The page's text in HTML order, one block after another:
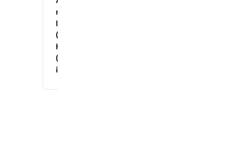
med
Instruktør
(Tirsdag
Kveld)
(Drop-
in)